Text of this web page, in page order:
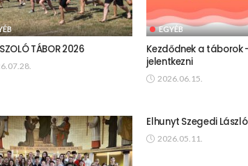
TÁBOR 2026
EGYÉB
Kezdődnek a táborok
jelentkezni
2026.06.15.
Elhunyt Szegedi
2026.05.11.